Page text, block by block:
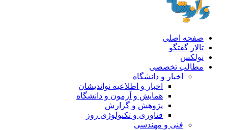
صفحه اصلی
تالار گفتگو
نولکس
مطالب تخصصی
اخبار و دانشگاه
اخبار و اطلاعیه نواندیشان
همایش و آزمون و دانشگاه
پژوهش و گزارش
فناوری و تکنولوژی روز
فنی و مهندسی